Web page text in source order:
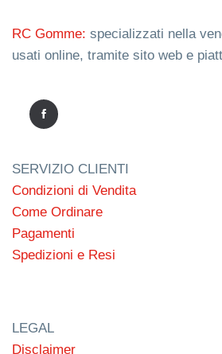
RC Gomme: specializzati nella
usati online, tramite sito web e
SERVIZIO CLIENTI
Condizioni di Vendita
Come Ordinare
Pagamenti
Spedizioni e Resi
LEGAL
Disclaimer